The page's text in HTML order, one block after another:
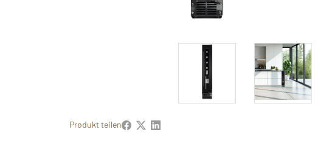
Produkt teilen